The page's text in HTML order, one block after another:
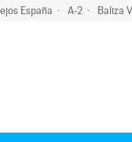
España A-2 Baliza